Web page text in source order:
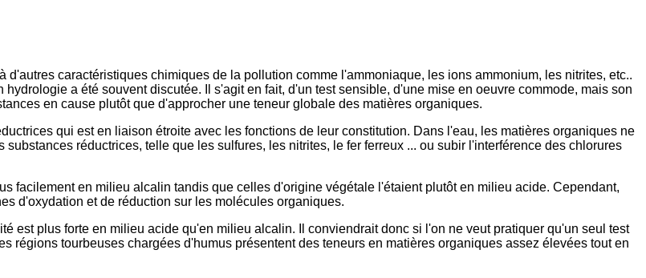
caractéristiques chimiques de la pollution comme l'ammoniaque, les ions ammonium, les nitrites, etc..
a été souvent discutée. Il s'agit en fait, d'un test sensible, d'une mise en oeuvre commode, mais son
en cause plutôt que d'approcher une teneur globale des matières organiques.
qui est en liaison étroite avec les fonctions de leur constitution. Dans l'eau, les matières organiques ne
réductrices, telle que les sulfures, les nitrites, le fer ferreux ... ou subir l'interférence des chlorures
facilement en milieu alcalin tandis que celles d'origine végétale l'étaient plutôt en milieu acide. Cependant,
d'oxydation et de réduction sur les molécules organiques.
est plus forte en milieu acide qu'en milieu alcalin. Il conviendrait donc si l'on ne veut pratiquer qu'un seul test
régions tourbeuses chargées d'humus présentent des teneurs en matières organiques assez élevées tout en